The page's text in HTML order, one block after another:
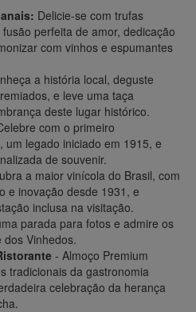
Delicie-se com trufas
perfeita de amor, dedicação
com vinhos e espumantes
a história local, deguste
e leve uma taça
deste lugar histórico.
com o primeiro
um legado iniciado em 1915, e
de souvenir.
a maior vinícola do Brasil, com
e inovação desde 1931, e
inclusa na visitação.
parada para fotos e admire os
dos Vinhedos.
- Almoço Premium
tradicionais da gastronomia
celebração da herança